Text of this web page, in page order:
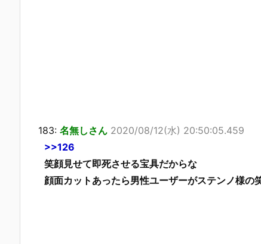
183: 名無しさん 2020/08/12(水) 20:50:05.459
>>126
笑顔見せて即死させる宝具だからな
顔面カットあったら男性ユーザーがステンノ様の